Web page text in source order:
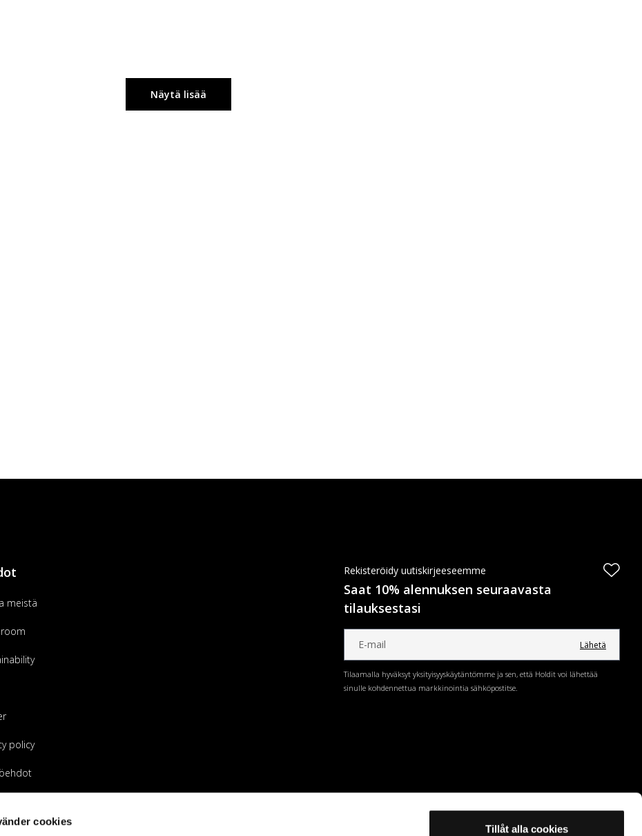
cookies
Tillåt alla cookies
Näytä lisää
meistä
policy
Rekisteröidy uutiskirjeeseemme
Saat 10% alennuksen seuraavasta
tilauksestasi
Lähetä
Tilaamalla hyväksyt yksityisyyskäytäntömme ja sen, että Holdit voi lähettää
sinulle kohdennettua markkinointia sähköpostitse.